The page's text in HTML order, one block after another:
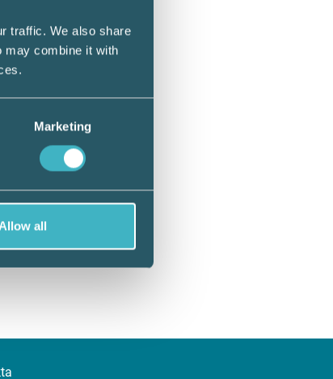
traffic. We also share
may combine it with
Marketing
Allow all